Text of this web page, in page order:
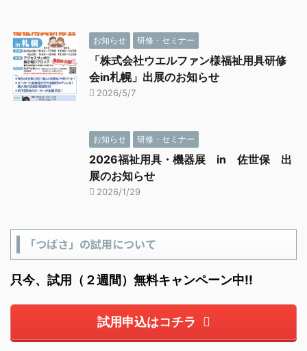
お知らせ 研修・セミナー
「株式会社ウエルファン様福祉用具研修
会in札幌」出展のお知らせ
2026/5/7
お知らせ 研修・セミナー
2026福祉用具・機器展 in 佐世保 出
展のお知らせ
2026/1/29
「つばさ」の試用について
只今、試用（２週間）無料キャンペーン中!!
試用申込はコチラ